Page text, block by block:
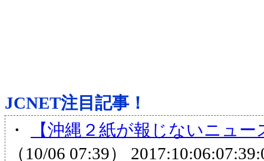
JCNET注目記事！
・
【沖縄２紙が報じないニュ
（10/06 07:39）